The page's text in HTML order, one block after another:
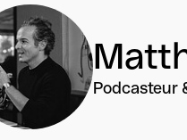
Podcasteur